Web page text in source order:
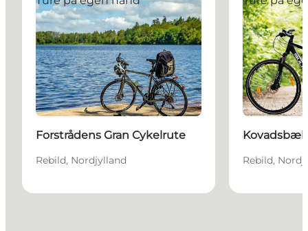
Forstrådens Gran Cykelrute
Rebild, Nordjylland Rebild,